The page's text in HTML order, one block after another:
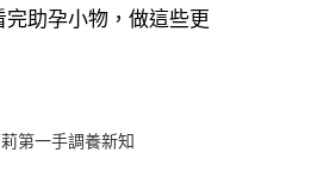
完助孕小物，做這些更
第一手調養新知